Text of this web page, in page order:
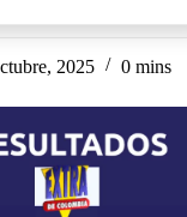
2025 0 mins